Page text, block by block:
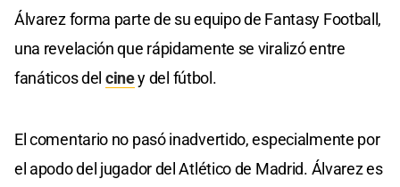
Álvarez forma parte de su equipo de Fantasy Football,
una revelación que rápidamente se viralizó entre
fanáticos del ciney del fútbol.
El comentario no pasó inadvertido, especialmente por
el apodo del jugador del Atlético de Madrid. Álvarez es